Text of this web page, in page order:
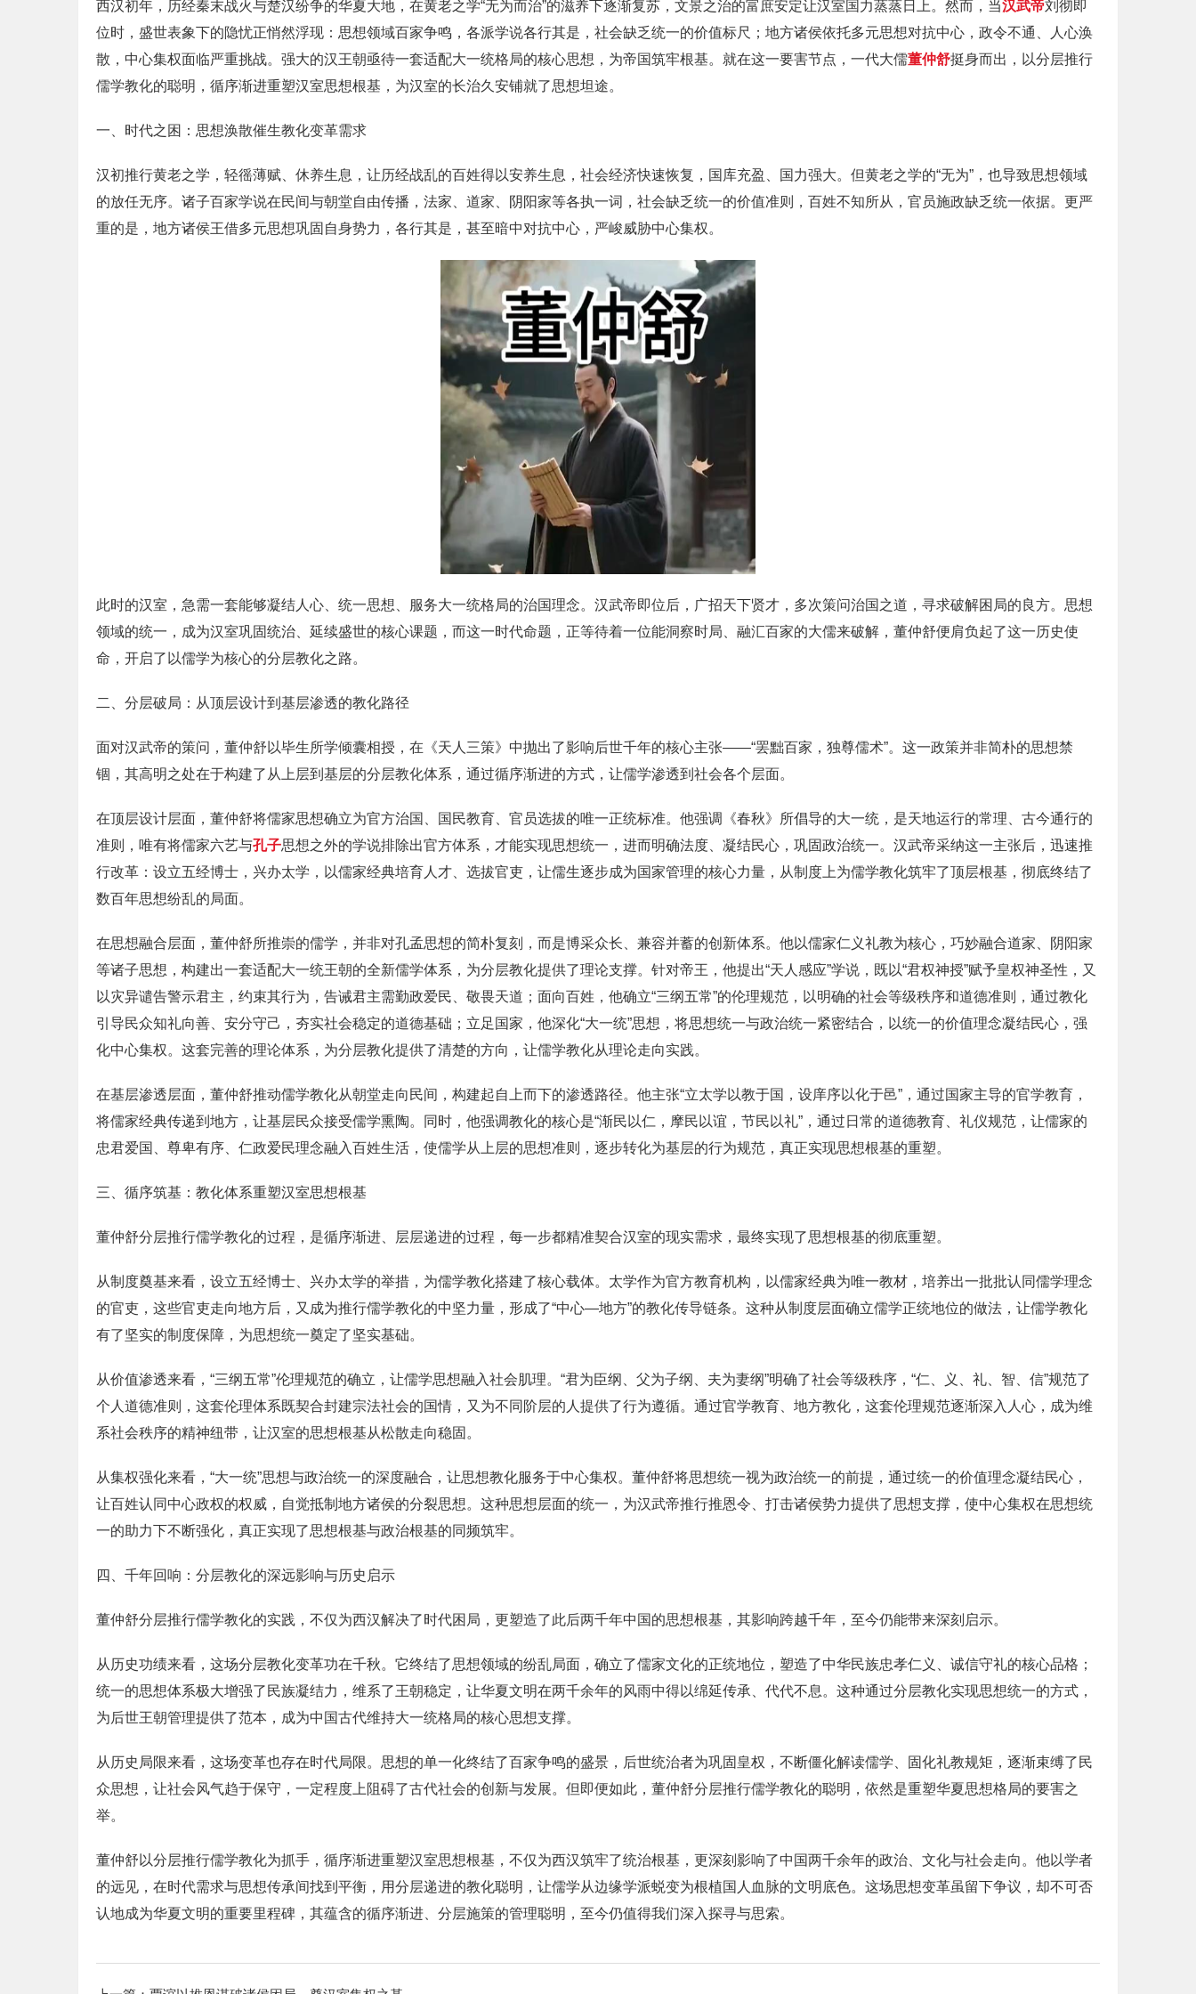
西汉初年，历经秦末战火与楚汉纷争的华夏大地，在黄老之学“无为而治”的滋养下逐渐复苏，文景之治的富庶安定让汉室国力蒸蒸日上。然而，当汉武帝刘彻即
位时，盛世表象下的隐忧正悄然浮现：思想领域百家争鸣，各派学说各行其是，社会缺乏统一的价值标尺；地方诸侯依托多元思想对抗中心，政令不通、人心涣
散，中心集权面临严重挑战。强大的汉王朝亟待一套适配大一统格局的核心思想，为帝国筑牢根基。就在这一要害节点，一代大儒董仲舒挺身而出，以分层推行
儒学教化的聪明，循序渐进重塑汉室思想根基，为汉室的长治久安铺就了思想坦途。
一、时代之困：思想涣散催生教化变革需求
汉初推行黄老之学，轻徭薄赋、休养生息，让历经战乱的百姓得以安养生息，社会经济快速恢复，国库充盈、国力强大。但黄老之学的“无为”，也导致思想领域
的放任无序。诸子百家学说在民间与朝堂自由传播，法家、道家、阴阳家等各执一词，社会缺乏统一的价值准则，百姓不知所从，官员施政缺乏统一依据。更严
重的是，地方诸侯王借多元思想巩固自身势力，各行其是，甚至暗中对抗中心，严峻威胁中心集权。
此时的汉室，急需一套能够凝结人心、统一思想、服务大一统格局的治国理念。汉武帝即位后，广招天下贤才，多次策问治国之道，寻求破解困局的良方。思想
领域的统一，成为汉室巩固统治、延续盛世的核心课题，而这一时代命题，正等待着一位能洞察时局、融汇百家的大儒来破解，董仲舒便肩负起了这一历史使
命，开启了以儒学为核心的分层教化之路。
二、分层破局：从顶层设计到基层渗透的教化路径
面对汉武帝的策问，董仲舒以毕生所学倾囊相授，在《天人三策》中抛出了影响后世千年的核心主张——“罢黜百家，独尊儒术”。这一政策并非简朴的思想禁
锢，其高明之处在于构建了从上层到基层的分层教化体系，通过循序渐进的方式，让儒学渗透到社会各个层面。
在顶层设计层面，董仲舒将儒家思想确立为官方治国、国民教育、官员选拔的唯一正统标准。他强调《春秋》所倡导的大一统，是天地运行的常理、古今通行的
准则，唯有将儒家六艺与孔子思想之外的学说排除出官方体系，才能实现思想统一，进而明确法度、凝结民心，巩固政治统一。汉武帝采纳这一主张后，迅速推
行改革：设立五经博士，兴办太学，以儒家经典培育人才、选拔官吏，让儒生逐步成为国家管理的核心力量，从制度上为儒学教化筑牢了顶层根基，彻底终结了
数百年思想纷乱的局面。
在思想融合层面，董仲舒所推崇的儒学，并非对孔孟思想的简朴复刻，而是博采众长、兼容并蓄的创新体系。他以儒家仁义礼教为核心，巧妙融合道家、阴阳家
等诸子思想，构建出一套适配大一统王朝的全新儒学体系，为分层教化提供了理论支撑。针对帝王，他提出“天人感应”学说，既以“君权神授”赋予皇权神圣性，又
以灾异谴告警示君主，约束其行为，告诫君主需勤政爱民、敬畏天道；面向百姓，他确立“三纲五常”的伦理规范，以明确的社会等级秩序和道德准则，通过教化
引导民众知礼向善、安分守己，夯实社会稳定的道德基础；立足国家，他深化“大一统”思想，将思想统一与政治统一紧密结合，以统一的价值理念凝结民心，强
化中心集权。这套完善的理论体系，为分层教化提供了清楚的方向，让儒学教化从理论走向实践。
在基层渗透层面，董仲舒推动儒学教化从朝堂走向民间，构建起自上而下的渗透路径。他主张“立太学以教于国，设庠序以化于邑”，通过国家主导的官学教育，
将儒家经典传递到地方，让基层民众接受儒学熏陶。同时，他强调教化的核心是“渐民以仁，摩民以谊，节民以礼”，通过日常的道德教育、礼仪规范，让儒家的
忠君爱国、尊卑有序、仁政爱民理念融入百姓生活，使儒学从上层的思想准则，逐步转化为基层的行为规范，真正实现思想根基的重塑。
三、循序筑基：教化体系重塑汉室思想根基
董仲舒分层推行儒学教化的过程，是循序渐进、层层递进的过程，每一步都精准契合汉室的现实需求，最终实现了思想根基的彻底重塑。
从制度奠基来看，设立五经博士、兴办太学的举措，为儒学教化搭建了核心载体。太学作为官方教育机构，以儒家经典为唯一教材，培养出一批批认同儒学理念
的官吏，这些官吏走向地方后，又成为推行儒学教化的中坚力量，形成了“中心—地方”的教化传导链条。这种从制度层面确立儒学正统地位的做法，让儒学教化
有了坚实的制度保障，为思想统一奠定了坚实基础。
从价值渗透来看，“三纲五常”伦理规范的确立，让儒学思想融入社会肌理。“君为臣纲、父为子纲、夫为妻纲”明确了社会等级秩序，“仁、义、礼、智、信”规范了
个人道德准则，这套伦理体系既契合封建宗法社会的国情，又为不同阶层的人提供了行为遵循。通过官学教育、地方教化，这套伦理规范逐渐深入人心，成为维
系社会秩序的精神纽带，让汉室的思想根基从松散走向稳固。
从集权强化来看，“大一统”思想与政治统一的深度融合，让思想教化服务于中心集权。董仲舒将思想统一视为政治统一的前提，通过统一的价值理念凝结民心，
让百姓认同中心政权的权威，自觉抵制地方诸侯的分裂思想。这种思想层面的统一，为汉武帝推行推恩令、打击诸侯势力提供了思想支撑，使中心集权在思想统
一的助力下不断强化，真正实现了思想根基与政治根基的同频筑牢。
四、千年回响：分层教化的深远影响与历史启示
董仲舒分层推行儒学教化的实践，不仅为西汉解决了时代困局，更塑造了此后两千年中国的思想根基，其影响跨越千年，至今仍能带来深刻启示。
从历史功绩来看，这场分层教化变革功在千秋。它终结了思想领域的纷乱局面，确立了儒家文化的正统地位，塑造了中华民族忠孝仁义、诚信守礼的核心品格；
统一的思想体系极大增强了民族凝结力，维系了王朝稳定，让华夏文明在两千余年的风雨中得以绵延传承、代代不息。这种通过分层教化实现思想统一的方式，
为后世王朝管理提供了范本，成为中国古代维持大一统格局的核心思想支撑。
从历史局限来看，这场变革也存在时代局限。思想的单一化终结了百家争鸣的盛景，后世统治者为巩固皇权，不断僵化解读儒学、固化礼教规矩，逐渐束缚了民
众思想，让社会风气趋于保守，一定程度上阻碍了古代社会的创新与发展。但即便如此，董仲舒分层推行儒学教化的聪明，依然是重塑华夏思想格局的要害之
举。
董仲舒以分层推行儒学教化为抓手，循序渐进重塑汉室思想根基，不仅为西汉筑牢了统治根基，更深刻影响了中国两千余年的政治、文化与社会走向。他以学者
的远见，在时代需求与思想传承间找到平衡，用分层递进的教化聪明，让儒学从边缘学派蜕变为根植国人血脉的文明底色。这场思想变革虽留下争议，却不可否
认地成为华夏文明的重要里程碑，其蕴含的循序渐进、分层施策的管理聪明，至今仍值得我们深入探寻与思索。